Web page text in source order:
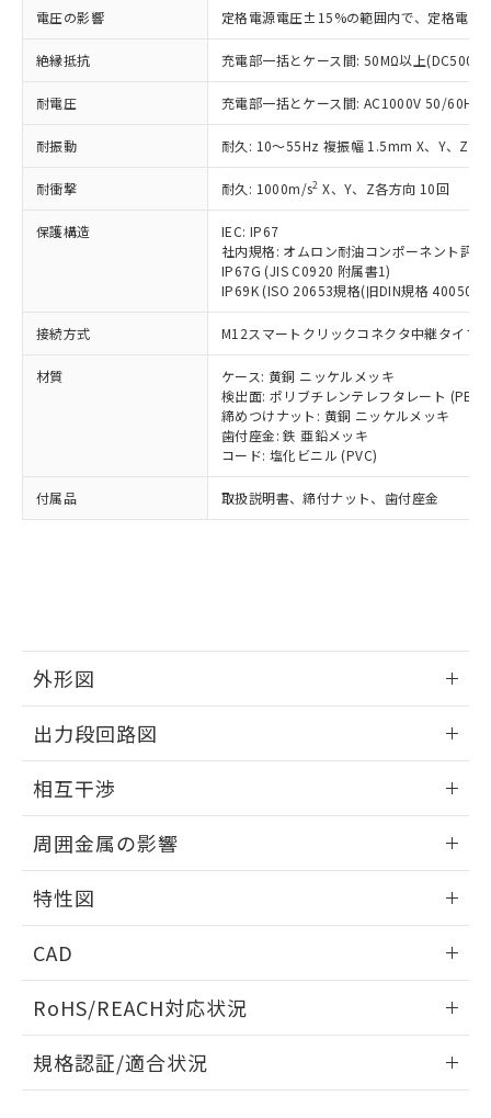
電圧の影響 定格電源電圧±15%の範囲内で、定格電
絶縁抵抗 充電部一括とケース間: 50MΩ以上(DC500V
耐電圧 充電部一括とケース間: AC1000V 50/60Hz
耐振動 耐久: 10～55Hz 複振幅 1.5mm X、Y、Z各
耐衝撃 耐久: 1000m/s2 X、Y、Z各方向 10回
保護構造
IEC: IP67
社内規格: オムロン耐油コンポーネント評
IP67G (JIS C0920 附属書1)
IP69K (ISO 20653規格(旧DIN規格 40050
接続方式 M12スマートクリックコネクタ中継タイプ
材質
ケース: 黄銅 ニッケルメッキ
検出面: ポリブチレンテレフタレート (PBT)
締めつけナット: 黄銅 ニッケルメッキ
歯付座金: 鉄 亜鉛メッキ
コード: 塩化ビニル (PVC)
付属品 取扱説明書、締付ナット、歯付座金
外形図
外形図
出力段回路図
出力段回路図
相互干渉
相互干渉
A: 380mm以上、B: 300mm以上
周囲金属の影響
周囲金属の影響
特性図
検出物体の大きさと材質による影響
CAD
ドすることができます。
ログイン/会員登録
RoHS/REACH対応状況
EU RoHS 注意事項・凡例
規格認証/適合状況
ことをご了承ください。
在庫状況および標準価格照会結果は、
記載している更新日時点での社内デー
タに基づき作成されるものであり、閲
覧された時点での実際の在庫および標
準価格とは異なる場合があることをご
了承ください。
正式な納期状況および標準価格はお客
様のお取引先、またはお客様担当のオ
ムロン制御機器販売店・当社販売員に
ご相談ください。
オムロン制御機器販売店や当社販売拠
販売ネットワーク
」をご確認
在庫状況および標準価格結果を当社の
事前の承諾なく第三者に漏洩または開
示しないようお願いします。
マイパーツ機能（部品リスト作成サー
ビス）をご利用いただくには、I-Web
メンバーズにご登録されている必要が
お客様が当ウェブサイト上で当社にご
登録された部品リストについて、当社
指します。
むを得ず変更することがあります。
ミウム(Cd) 100ppm以下、
六価クロム(Cr(Ⅵ)) 1000ppm以下、ポリ臭化ビフェニル
類(PBB) 1000ppm以下、ポリ臭化ジフェニルエーテル類
(PBDE) 1000ppm以下、フタル酸ビス(2-エチルヘキシ
ル) (DEHP)(別名：DOP) 1000ppm以下、フタル酸ブチ
ルベンジル（BBP） 1000ppm以下、フタル酸ジブチル
（DBP） 1000ppm以下、フタル酸ジイソブチル
但し、RoHS指令で産業用監視および制御機器に対する
フタル酸エステル類の４物質については閾値を超える意
図的な使用がないことを確認しています。
※2 対応予定月
部品在庫の切り替え状況などにより、予定
月が前後することがあります。
※3 非含有証明書ダウンロード
51物質の非含有証明書（当社基準）
※本証明書は発行日時点で非含有を証明す
ものではありません。
また、RoHS指令のフタル酸エステル類４
物質の対応では、対応完了までの期間は出
荷製品に未対応品が混在することから備考
欄に対応日を記載しておりました。
既に当社にて対応品への在庫切替を完了
していることから、特段のことがない限
す。
「－」：未確認です。当社販売部門へお問
*中国RoHS10物質の基準値 (GB/T26572)：
Pb(鉛) :1000ppm、 Hg(水銀) : 1000ppm、 Cd(カドミウ
Cr(Ⅵ)(六価クロム) : 1000ppm、 PBBs(ポリ臭化ビフェ
DBP(フタル酸ジブチル) : 1000ppm、 DIBP(フタル酸ジ
イソブチル) : 1000ppm、 BBP(フタル酸ブチルベンジ
ル) : 1000ppm、
DEHP(フタル酸ビス(2-エチルヘキシル)) : 1000ppm
※2 環境保護使用期限
「ｅ」：有害物質（10物質）のすべてが基
準値以下であることを示します。
「10」：通常の使用状況下において有害物
質が外部に漏えいし、環境に深刻な影響を
及ぼさない年数を意味します。
「－」：未確認です。当社販売部門へお問
い合わせください。
当社は、これら貴社製品のうち、外国
（以下｢規制貨物等」という）を輸出
または国外への提供する場合は、日本
国政府の輸出許可(または役務取引許
可)を取得するなどの必要な手続きを
当社は規制貨物を破棄する場合は、完
全に破砕するなど、違法に輸出されな
いよう必要な手段を講じます。
当社は貴社製品を、核兵器、ミサイ
ル、化学兵器、生物兵器またはその他
武器並びにこれらの製造装置等に一切
使用いたしません。
当社は、貴社製品を第三者に販売する
場合は、上記1、2および3の内容を当
該第三者に通知します。また当社は、
販売先および販売に係わる関係者が違
法に輸出するおそれがある場合は、取
り引きをいたしません。
一定数には満たないが在庫あり
在庫なし(最新の在庫状況につ
いては、お客様のお取引先、ま
たはお客様担当のオムロン制御
機器販売店・当社販売員にご確
認ください)
受注生産機種、また在庫状況の
情報を公開していない機種